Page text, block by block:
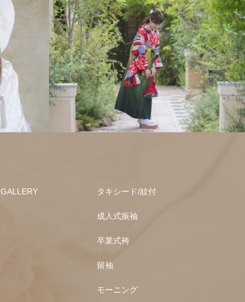
GALLERY タキシード/紋付
成人式振袖
卒業式袴
留袖
モーニング